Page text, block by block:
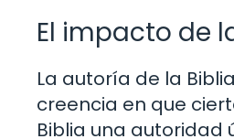
El impacto de
La autoría de la
creencia en que
Biblia una autoridad